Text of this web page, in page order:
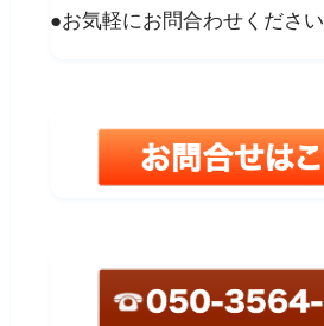
●お気軽にお問合わせください